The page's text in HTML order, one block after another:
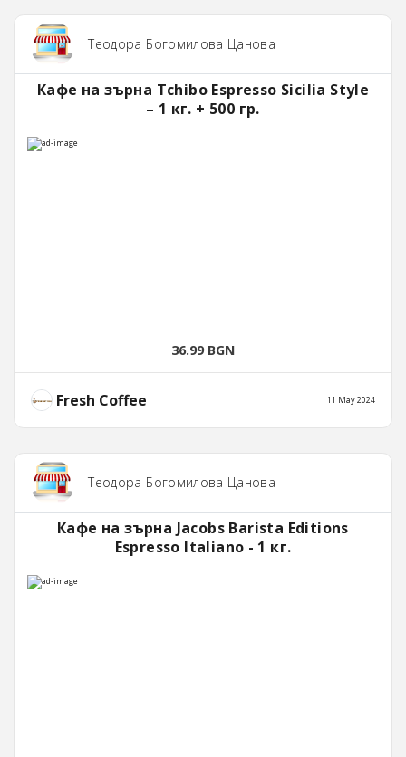
Теодора Богомилова Цанова
Кафе на зърна Tchibo Espresso Sicilia Style
– 1 кг. + 500 гр.
36.99 BGN
Fresh Coffee 11 May 2024
Теодора Богомилова Цанова
Кафе на зърна Jacobs Barista Editions
Espresso Italiano - 1 кг.